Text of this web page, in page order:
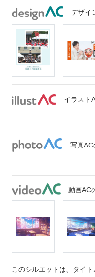
デザイ
イラスト
写真AC
動画AC
このシルエットは、タイ